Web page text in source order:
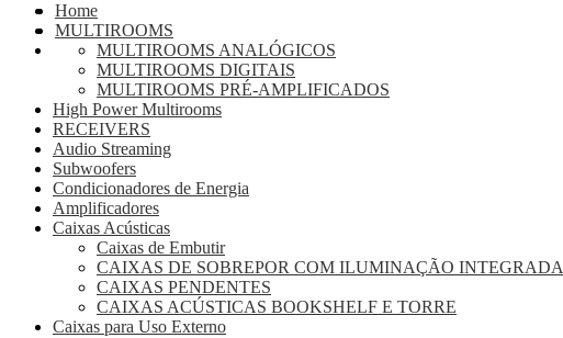
Home
MULTIROOMS
MULTIROOMS ANALÓGICOS
MULTIROOMS DIGITAIS
MULTIROOMS PRÉ-AMPLIFICADOS
High Power Multirooms
RECEIVERS
Audio Streaming
Subwoofers
Condicionadores de Energia
Amplificadores
Caixas Acústicas
Caixas de Embutir
CAIXAS DE SOBREPOR COM ILUMINAÇÃO INTEGRADA
CAIXAS PENDENTES
CAIXAS ACÚSTICAS BOOKSHELF E TORRE
Caixas para Uso Externo